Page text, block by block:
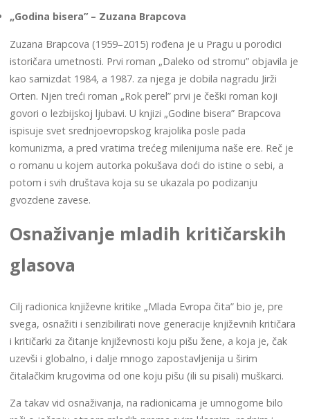
„Godina bisera” – Zuzana Brapcova
Zuzana Brapcova (1959–2015) rođena je u Pragu u porodici
istoričara umetnosti. Prvi roman „Daleko od stromu” objavila je
kao samizdat 1984, a 1987. za njega je dobila nagradu Jirži
Orten. Njen treći roman „Rok perel” prvi je češki roman koji
govori o lezbijskoj ljubavi. U knjizi „Godine bisera” Brapcova
ispisuje svet srednjoevropskog krajolika posle pada
komunizma, a pred vratima trećeg milenijuma naše ere. Reč je
o romanu u kojem autorka pokušava doći do istine o sebi, a
potom i svih društava koja su se ukazala po podizanju
gvozdene zavese.
Osnaživanje mladih kritičarskih
glasova
Cilj radionica književne kritike „Mlada Evropa čita” bio je, pre
svega, osnažiti i senzibilirati nove generacije književnih kritičara
i kritičarki za čitanje književnosti koju pišu žene, a koja je, čak
uzevši i globalno, i dalje mnogo zapostavljenija u širim
čitalačkim krugovima od one koju pišu (ili su pisali) muškarci.
Za takav vid osnaživanja, na radionicama je umnogome bilo